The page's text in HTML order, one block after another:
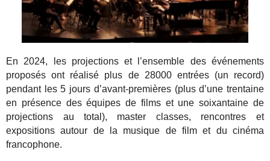
En 2024, les projections et l’ensemble des événements
proposés ont réalisé plus de 28000 entrées (un record)
pendant les 5 jours d’avant-premières (plus d’une trentaine
en présence des équipes de films et une soixantaine de
projections au total), master classes, rencontres et
expositions autour de la musique de film et du cinéma
francophone.